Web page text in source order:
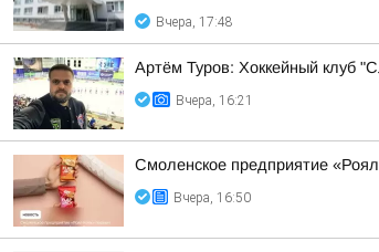
Вчера, 17:48
Артём Туров: Хоккейный клуб
Вчера, 16:21
Смоленское предприятие
Вчера, 16:50